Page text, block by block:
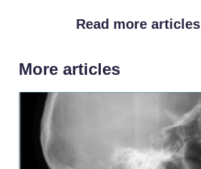
Read more
More articles